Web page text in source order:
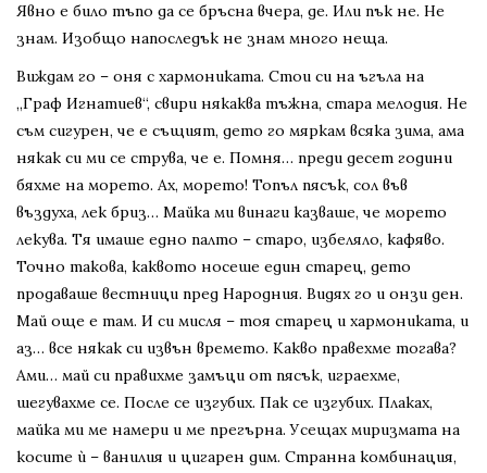
Явно е било тъпо да се бръсна вчера, де. Или пък не. Не
знам. Изобщо напоследък не знам много неща.
Виждам го – оня с хармониката. Стои си на ъгъла на
„Граф Игнатиев“, свири някаква тъжна, стара мелодия. Не
съм сигурен, че е същият, дето го мяркам всяка зима, ама
някак си ми се струва, че е. Помня… преди десет години
бяхме на морето. Ах, морето! Топъл пясък, сол във
въздуха, лек бриз… Майка ми винаги казваше, че морето
лекува. Тя имаше едно палто – старо, избеляло, кафяво.
Точно такова, каквото носеше един старец, дето
продаваше вестници пред Народния. Видях го и онзи ден.
Май още е там. И си мисля – тоя старец и хармониката, и
аз… все някак си извън времето. Какво правехме тогава?
Ами… май си правихме замъци от пясък, играехме,
шегувахме се. После се изгубих. Пак се изгубих. Плаках,
майка ми ме намери и ме прегърна. Усещах миризмата на
косите ѝ – ванилия и цигарен дим. Странна комбинация,